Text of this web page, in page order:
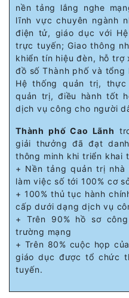
nền tảng lắng nghe
lĩnh vực chuyên ngành
điện tử, giáo dục với
trực tuyến; Giao thông
khiển tín hiệu đèn, hỗ
đồ số Thành phố và
Hệ thống quản trị,
quản trị, điều hành tốt
dịch vụ công cho người
Thành phố Cao Lãnh
giải thưởng đã đạt
thông minh khi triển khai
+ Nền tảng quản trị
làm việc số tới 100% cơ
+ 100% thủ tục hành
cấp dưới dạng dịch vụ
+ Trên 90% hồ sơ
trường mạng
+ Trên 80% cuộc họp
giáo dục được tổ chức
tuyến.